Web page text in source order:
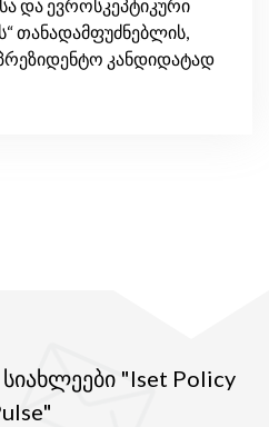
და ევროსკეპტიკური
თანადამფუძნებლის,
კანდიდატად
"Iset Policy